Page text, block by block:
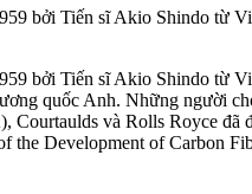
bởi Tiến sĩ Akio Shindo từ
bởi Tiến sĩ Akio Shindo từ
quốc Anh. Những người
và Rolls Royce đã